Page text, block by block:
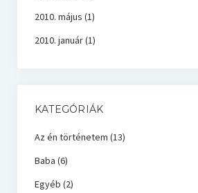
2010. május (1)
2010. január(1)
KATEGÓRIÁK
Az én történetem (13)
Baba (6)
Egyéb (2)